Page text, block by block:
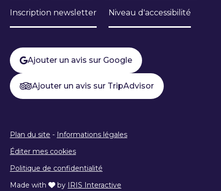
Inscription newsletter Niveau d'accessibilité
Ajouter un avis sur Google
Ajouter un avis sur TripAdvisor
Plan du site - Informations légales
Éditer mes cookies
Politique de confidentialité
Made with
by IRIS Interactive